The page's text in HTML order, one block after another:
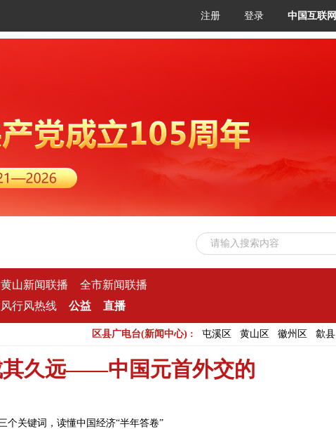
注册 登录 中国互联
请输入搜索内容
黄山新闻联播
全市新闻联播
行风热线 公益 直播
区县广电台(新闻中心) : 屯溪区 黄山区 徽州区 歙县
其久远——中国元首外交的
个关键词，读懂中国经济“半年答卷”